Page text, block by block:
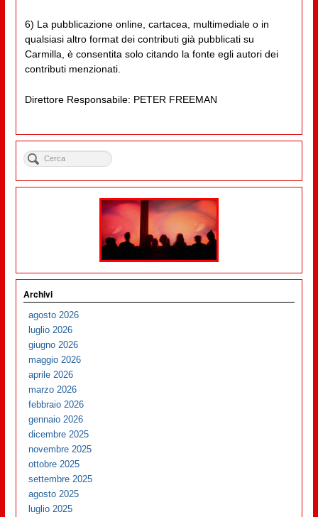
6) La pubblicazione online, cartacea, multimediale o in
qualsiasi altro format dei contributi già pubblicati su
Carmilla, è consentita solo citando la fonte egli autori dei
contributi menzionati.
Direttore Responsabile: PETER FREEMAN
Archivi
agosto 2026
luglio 2026
giugno 2026
maggio 2026
aprile 2026
marzo 2026
febbraio 2026
gennaio 2026
dicembre 2025
novembre 2025
ottobre 2025
settembre 2025
agosto 2025
luglio 2025